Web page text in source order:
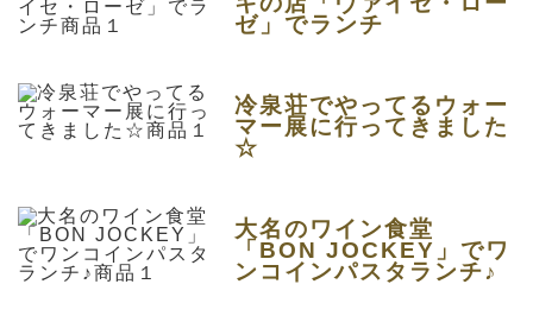
ゼ」でランチ
冷泉荘でやってるウォー
マー展に行ってきました
☆
大名のワイン食堂
「BON JOCKEY」でワ
ンコインパスタランチ♪